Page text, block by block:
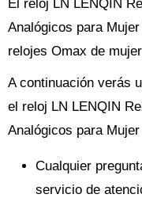
El reloj LN LENQIN
Analógicos para
relojes Omax de
A continuación verás
el reloj LN LENQIN
Analógicos para
Cualquier
servicio de